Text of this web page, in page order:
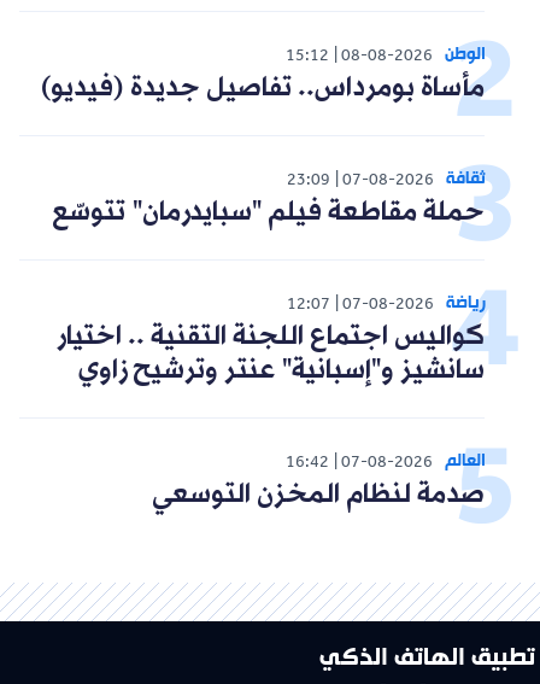
الوطن 08-08-2026
15:12
مأساة بومرداس.. تفاصيل جديدة (فيديو)
ثقافة 07-08-2026
23:09
حملة مقاطعة فيلم "سبايدرمان" تتوسّع
رياضة 07-08-2026
12:07
كواليس اجتماع اللجنة التقنية .. اختيار
سانشيز و"إسبانية" عنتر وترشيح زاوي
العالم 07-08-2026
16:42
صدمة لنظام المخزن التوسعي
تطبيق الهاتف الذكي